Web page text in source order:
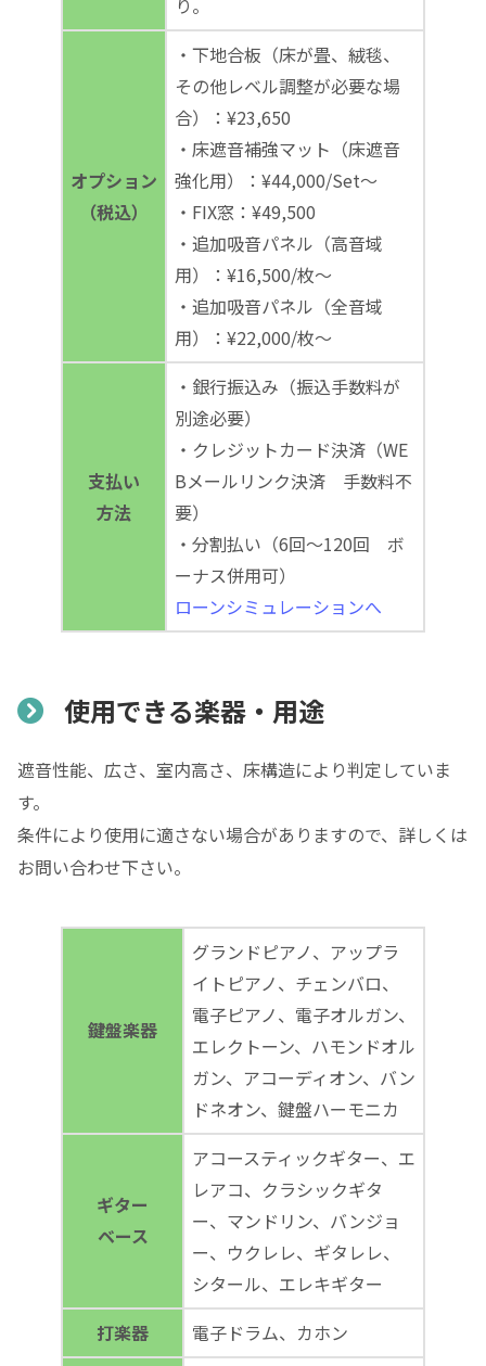
オプション
（税込）
・下地合板（床が畳、絨毯、
その他レベル調整が必要な場
合）：¥23,650
・床遮音補強マット（床遮音
強化用）：¥44,000/Set～
・FIX窓：¥49,500
・追加吸音パネル（高音域
用）：¥16,500/枚～
・追加吸音パネル（全音域
用）：¥22,000/枚～
支払い
方法
・銀行振込み（振込手数料が
別途必要）
・クレジットカード決済（WE
Bメールリンク決済 手数料不
要）
・分割払い（6回～120回 ボ
ーナス併用可）
ローンシミュレーションへ
使用できる楽器・用途
遮音性能、広さ、室内高さ、床構造により判定していま
す。
条件により使用に適さない場合がありますので、詳しくは
お問い合わせ下さい。
鍵盤楽器
グランドピアノ、アップラ
イトピアノ、チェンバロ、
電子ピアノ、電子オルガン、
エレクトーン、ハモンドオル
ガン、アコーディオン、バン
ドネオン、鍵盤ハーモニカ
ギター
ベース
アコースティックギター、エ
レアコ、クラシックギタ
ー、マンドリン、バンジョ
ー、ウクレレ、ギタレレ、
シタール、エレキギター
打楽器
電子ドラム、カホン